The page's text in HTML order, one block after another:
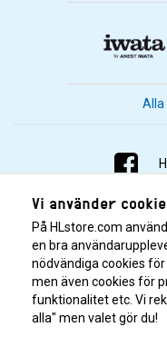
Alla
Vi använder
På HLstore.com
en bra
nödvändiga cookies
men även cookies för
funktionalitet etc. Vi
alla" men valet gör du!